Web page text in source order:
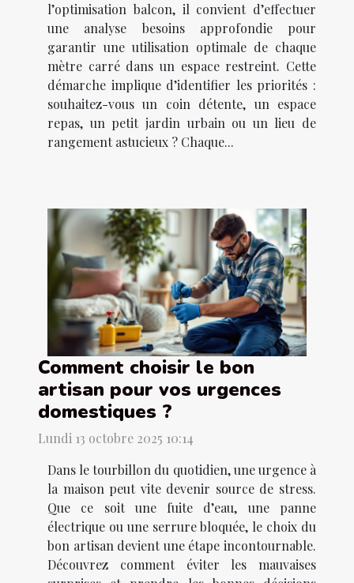
l’optimisation balcon, il convient d’effectuer
une analyse besoins approfondie pour
garantir une utilisation optimale de chaque
mètre carré dans un espace restreint. Cette
démarche implique d’identifier les priorités :
souhaitez-vous un coin détente, un espace
repas, un petit jardin urbain ou un lieu de
rangement astucieux ? Chaque...
Comment choisir le bon
artisan pour vos urgences
domestiques ?
Lundi 13 octobre 2025 10:14
Dans le tourbillon du quotidien, une urgence à
la maison peut vite devenir source de stress.
Que ce soit une fuite d’eau, une panne
électrique ou une serrure bloquée, le choix du
bon artisan devient une étape incontournable.
Découvrez comment éviter les mauvaises